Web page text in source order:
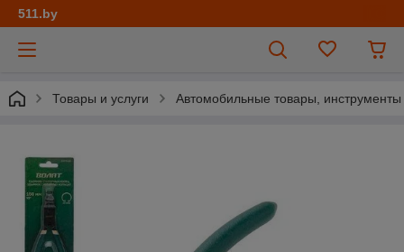
511.by
Товары и услуги Автомобильные товары, инструменты